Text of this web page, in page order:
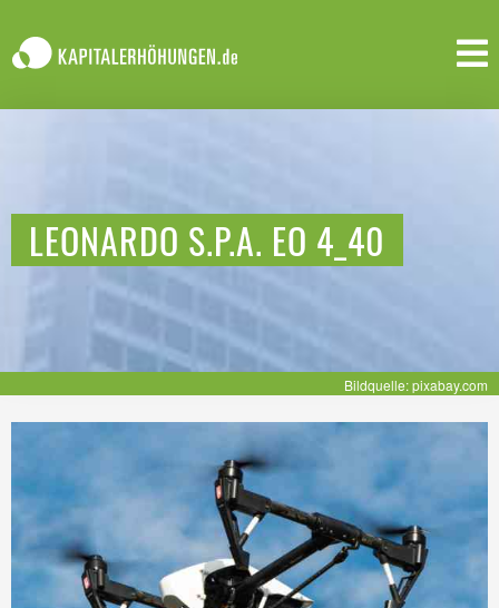
LEONARDO S.P.A. EO 4_40
Bildquelle: pixabay.com